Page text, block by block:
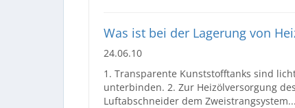
Was ist bei der Lagerung von
24.06.10
1. Transparente Kunststofftanks sind
unterbinden. 2. Zur Heizölversorgung
Luftabschneider dem Zweistrangsystem...